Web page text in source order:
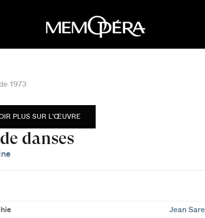
1973
PLUS SUR L'ŒUVRE
danses
Jean